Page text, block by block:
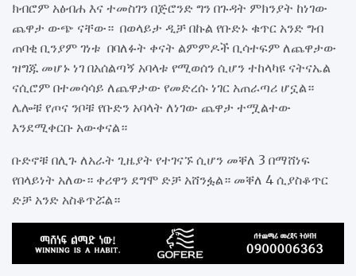
ክብሮም አፅብሐ እና ተመስገን በጅሮንድ ግን በጉዳት ምክንያት ከነገው
ጨዋታ ውጭ ናቸው። በወላይታ ዲቻ በኩል የቡድኑ ቁጥር አንድ ግብ
ጠባቂ ቢንያም ገነቱ በባለፉት ቀናት ልምምዶች ቢሳተፍም ለጨዋታው
ዝግጁ መሆኑ ነገ በአሰልጣኝ አባላቱ የሚወሰን ሲሆን ተከላካዩ ናትናኤል
ናሲሮም በተመሳሳይ ለጨዋታው የመድረሱ ነገር አጠራጣሪ ሆኗል።
ሌሎቹ የጦና ንቦቹ የቡድን አባላት ለነገው ጨዋታ ተሟልተው
እንደሚቀርቡ አውቀናል።
ቡድኖቹ በሊጉ ለአራት ጊዜያት የተገናኙ ሲሆን መቐለ 3 በማሸነፍ
የበላይነት አለው። ቀሪዋን ደግሞ ድቻ አሸንፏል። መቐለ 4 ሲያስቆጥር
ድቻ አንድ አስቆጥሯል።